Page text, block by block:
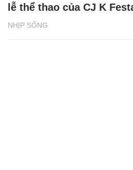
NHỊP SỐNG
lễ thể thao của CJ K